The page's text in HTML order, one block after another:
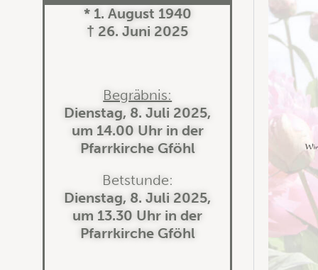
* 1. August 1940
† 26. Juni 2025
Begräbnis:
Dienstag, 8. Juli 2025,
um 14.00 Uhr in der
Pfarrkirche Gföhl
Betstunde:
Dienstag, 8. Juli 2025,
um 13.30 Uhr in der
Pfarrkirche Gföhl